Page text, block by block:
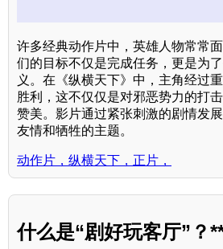
许多经典动作片中，英雄人物常常
们的目标不仅是完成任务，更是为
义。在《纵横天下》中，主角经过
胜利，这不仅仅是对邪恶势力的打
赞美。影片通过紧张刺激的剧情发
友情和牺牲的主题。
动作片，纵横天下，正片，
什么是“剧好玩客厅”？